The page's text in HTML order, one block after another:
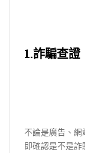
1.詐騙查證
不論是廣告、
即確認是不是